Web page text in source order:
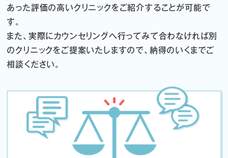
あった評価の高いクリニックをご紹介することが可能で
す。
また、実際にカウンセリングへ行ってみて合わなければ別
のクリニックをご提案いたしますので、納得のいくまでご
相談ください。